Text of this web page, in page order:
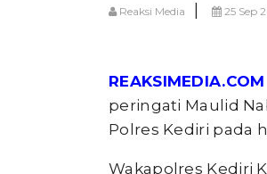
Reaksi Media 25 Sep
REAKSIMEDIA.COM
peringati Maulid
Polres Kediri pada
Wakapolres Kediri